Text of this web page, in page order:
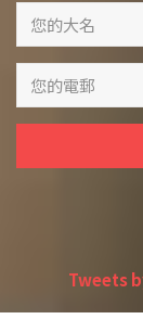
Tweets